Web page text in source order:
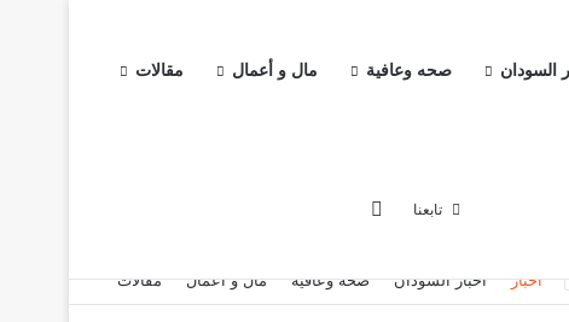
السودان صحه وعافية مال و أعمال مقالات
تابعنا
اخبار اخبار السودان صحه وعافية مال و أعمال مقالات